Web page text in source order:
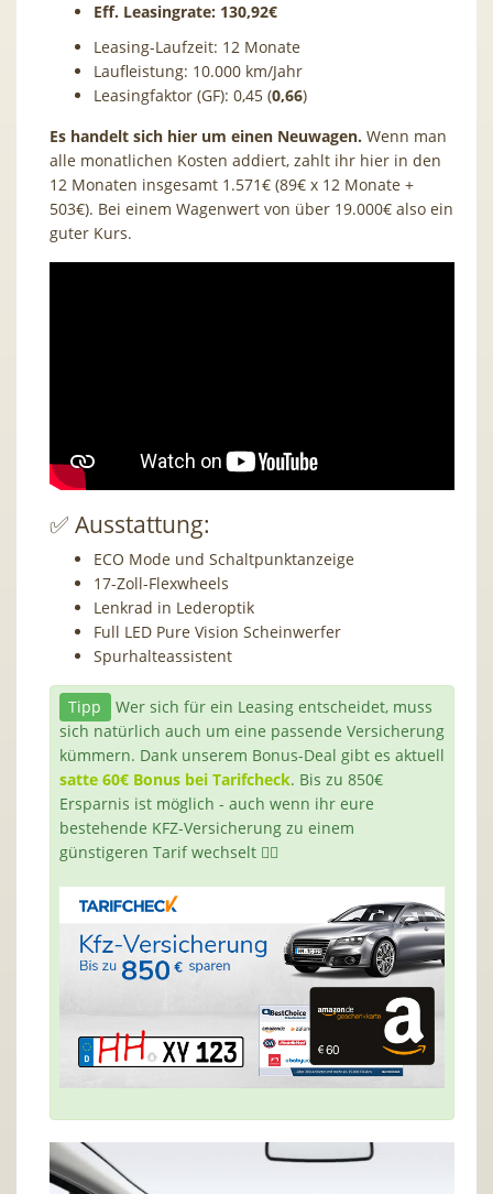
Eff. Leasingrate: 130,92€
Leasing-Laufzeit: 12 Monate
Laufleistung: 10.000 km/Jahr
Leasingfaktor (GF): 0,45 (0,66)
Es handelt sich hier um einen Neuwagen. Wenn man
alle monatlichen Kosten addiert, zahlt ihr hier in den
12 Monaten insgesamt 1.571€ (89€ x 12 Monate +
503€). Bei einem Wagenwert von über 19.000€ also ein
guter Kurs.
✅ Ausstattung:
ECO Mode und Schaltpunktanzeige
17-Zoll-Flexwheels
Lenkrad in Lederoptik
Full LED Pure Vision Scheinwerfer
Spurhalteassistent
Tipp
Wer sich für ein Leasing entscheidet, muss
sich natürlich auch um eine passende Versicherung
kümmern. Dank unserem Bonus-Deal gibt es aktuell
satte 60€ Bonus bei Tarifcheck. Bis zu 850€
Ersparnis ist möglich - auch wenn ihr eure
bestehende KFZ-Versicherung zu einem
günstigeren Tarif wechselt 👍🏻